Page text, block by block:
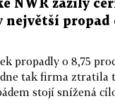
NWR zažily
největší propad
propadly o 8,75
tak firma ztratila
stojí snížená